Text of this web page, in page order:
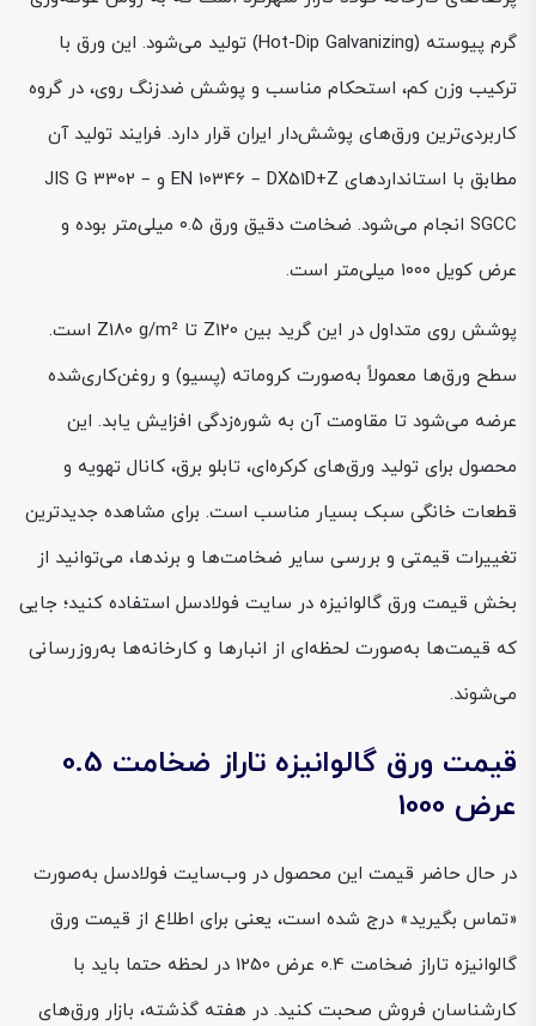
گرم پیوسته (Hot-Dip Galvanizing) تولید می‌شود. این ورق با
ترکیب وزن کم، استحکام مناسب و پوشش ضدزنگ روی، در گروه
کاربردی‌ترین ورق‌های پوشش‌دار ایران قرار دارد. فرایند تولید آن
مطابق با استانداردهای EN 10346 – DX51D+Z و JIS G 3302 –
SGCC انجام می‌شود. ضخامت دقیق ورق ۰.۵ میلی‌متر بوده و
عرض کویل ۱۰۰۰ میلی‌متر است.
پوشش روی متداول در این گرید بین Z120 تا Z180 g/m² است.
سطح ورق‌ها معمولاً به‌صورت کروماته (پسیو) و روغن‌کاری‌شده
عرضه می‌شود تا مقاومت آن به شوره‌زدگی افزایش یابد. این
محصول برای تولید ورق‌های کرکره‌ای، تابلو برق، کانال تهویه و
قطعات خانگی سبک بسیار مناسب است. برای مشاهده جدیدترین
تغییرات قیمتی و بررسی سایر ضخامت‌ها و برندها، می‌توانید از
بخش قیمت ورق گالوانیزه در سایت فولادسل استفاده کنید؛ جایی
که قیمت‌ها به‌صورت لحظه‌ای از انبارها و کارخانه‌ها به‌روزرسانی
می‌شوند.
قیمت ورق گالوانیزه تاراز ضخامت 0.5
عرض 1000
در حال حاضر قیمت این محصول در وب‌سایت فولادسل به‌صورت
«تماس بگیرید» درج شده است، یعنی برای اطلاع از قیمت ورق
گالوانیزه تاراز ضخامت 0.4 عرض 1250 در لحظه حتما باید با
کارشناسان فروش صحبت کنید. در هفته گذشته، بازار ورق‌های